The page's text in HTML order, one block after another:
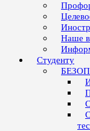
Наше
Студенту